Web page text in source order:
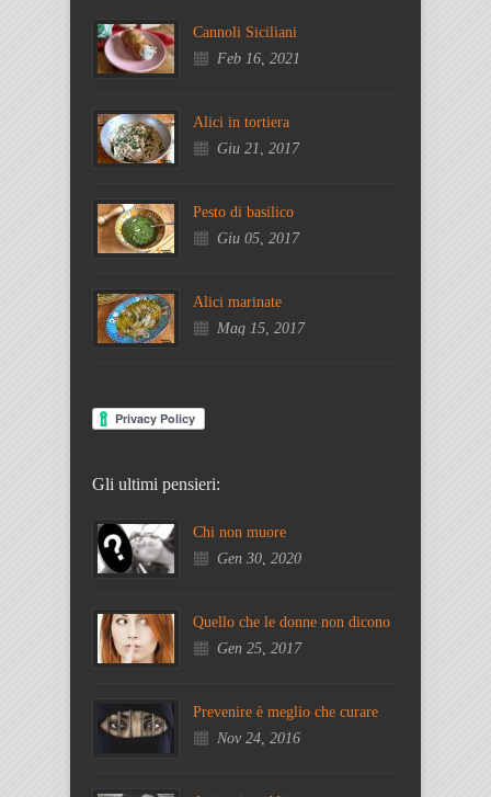
Cannoli Siciliani
Feb 16, 2021
Alici in tortiera
Giu 21, 2017
Pesto di basilico
Giu 05, 2017
Alici marinate
Mag 15, 2017
Gli ultimi pensieri:
Chi non muore
Gen 30, 2020
Quello che le donne non dicono
Gen 25, 2017
Prevenire è meglio che curare
Nov 24, 2016